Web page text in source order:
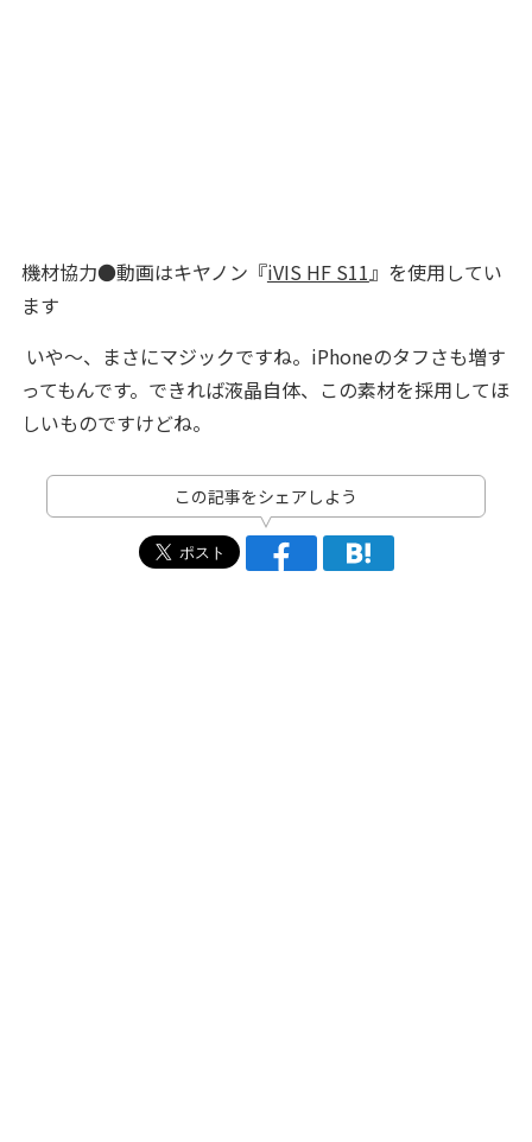
機材協力●動画はキヤノン『iVIS HF S11』を使用してい
ます
いや～、まさにマジックですね。iPhoneのタフさも増す
ってもんです。できれば液晶自体、この素材を採用してほ
しいものですけどね。
この記事をシェアしよう